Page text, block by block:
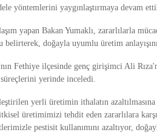
yöntemlerini yaygınlaştırmaya devam
yapan Bakan Yumaklı, zararlılarla
belirterek, doğayla uyumlu üretim
Fethiye ilçesinde genç girişimci Ali
yerinde inceledi.
yerli üretimin ithalatın azaltılmasına
üretimimizi tehdit eden zararlılara
pestisit kullanımını azaltıyor,